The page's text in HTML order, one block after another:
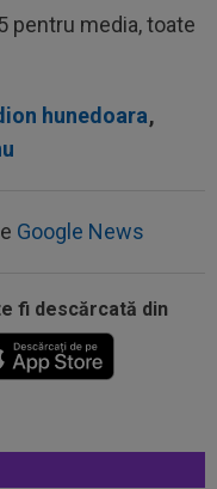
pentru media, toate
hunedoara,
Google News
fi descărcată din
doar
Drăguș la
rutier
arestat...